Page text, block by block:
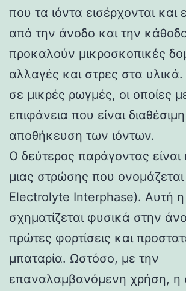
που τα ιόντα εισέρχονται και
από την άνοδο και την
προκαλούν μικροσκοπικές
αλλαγές και στρες στα υλικά.
σε μικρές ρωγμές, οι οποίες
επιφάνεια που είναι
αποθήκευση των ιόντων.
Ο δεύτερος παράγοντας είναι
μιας στρώσης που
Electrolyte Interphase). Αυτή
σχηματίζεται φυσικά στην
πρώτες φορτίσεις και
μπαταρία. Ωστόσο, με την
επαναλαμβανόμενη χρήση, η